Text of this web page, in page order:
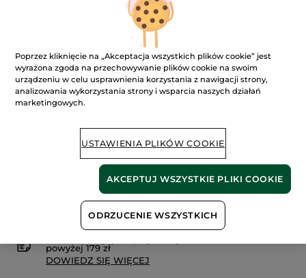
Liftingujące serum
przeciwzmarszczkowe
★★★★★
★★★★★
Brak
DODAJ RECENZJĘ
Powiadom o dostępności
Bezpieczna płatność
Satysfakcja albo zwrot pieniędzy
powyżej 179 zł
DOWIEDZ SIĘ WIĘCEJ
Poprzez kliknięcie na „Akceptacja wszystkich plików cookie” jest
wyrażona zgoda na przechowywanie plików cookie na swoim
urządzeniu w celu usprawnienia korzystania z nawigacji strony,
analizowania wykorzystania strony i wsparcia naszych działań
marketingowych.
USTAWIENIA PLIKÓW COOKIE
ODRZUCENIE WSZYSTKICH
AKCEPTUJ WSZYSTKIE PLIKI COOKIE